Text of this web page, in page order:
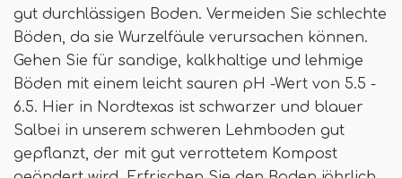
gut durchlässigen Boden. Vermeiden Sie schlechte
Böden, da sie Wurzelfäule verursachen können.
Gehen Sie für sandige, kalkhaltige und lehmige
Böden mit einem leicht sauren pH -Wert von 5.5 -
6.5. Hier in Nordtexas ist schwarzer und blauer
Salbei in unserem schweren Lehmboden gut
gepflanzt, der mit gut verrottetem Kompost